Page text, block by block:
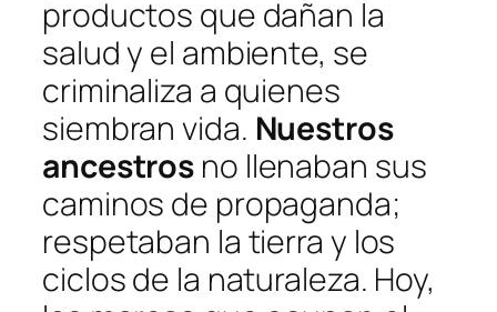
productos que dañan la
salud y el ambiente, se
criminaliza a quienes
siembran vida. Nuestros
ancestros no llenaban sus
caminos de propaganda;
respetaban la tierra y los
ciclos de la naturaleza. Hoy,